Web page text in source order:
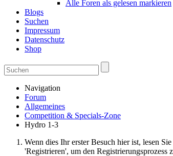
Alle Foren als gelesen markieren
Blogs
Suchen
Impressum
Datenschutz
Shop
Navigation
Forum
Allgemeines
Competition & Specials-Zone
Hydro 1-3
Wenn dies Ihr erster Besuch hier ist, lesen
'Registrieren', um den Registrierungsprozess